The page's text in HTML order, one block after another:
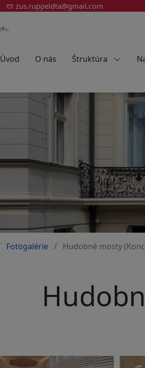
zus.ruppeldta@gmail.com
Úvod O nás Štruktúra
Fotogalérie Hudobné mosty